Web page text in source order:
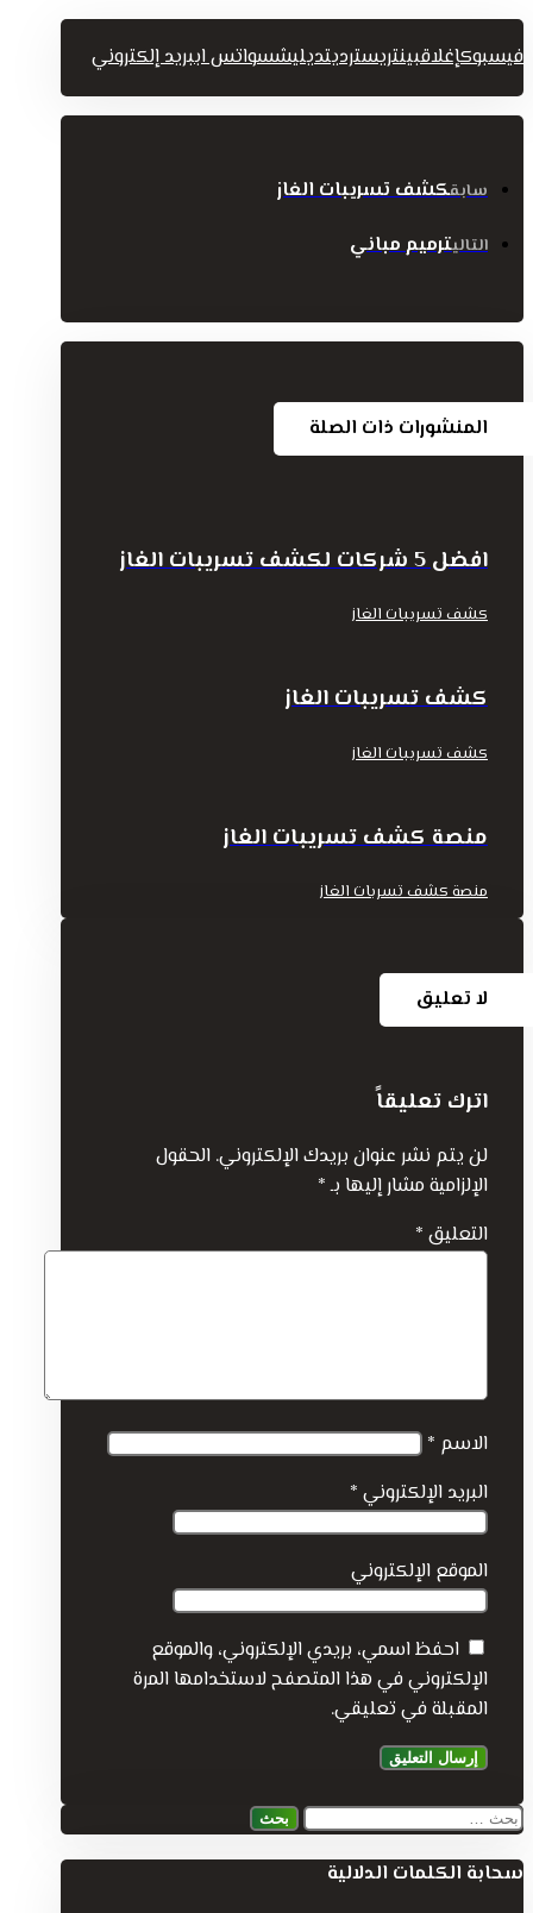
فيسبوكإغلاقبينتريسترديتديليشسواتس اببريد إلكتروني
سابقكشف تسريبات الغاز
التاليترميم مباني
المنشورات ذات الصلة
افضل 5 شركات لكشف تسريبات الغاز
كشف تسريبات الغاز
كشف تسريبات الغاز
كشف تسريبات الغاز
منصة كشف تسريبات الغاز
منصة كشف تسربات الغاز
لا تعليق
اترك تعليقاً
لن يتم نشر عنوان بريدك الإلكتروني. الحقول
الإلزامية مشار إليها بـ*
التعليق *
الاسم *
البريد الإلكتروني *
الموقع الإلكتروني
احفظ اسمي، بريدي الإلكتروني، والموقع
الإلكتروني في هذا المتصفح لاستخدامها المرة
المقبلة في تعليقي.
البحث
سحابة الكلمات الدلالية